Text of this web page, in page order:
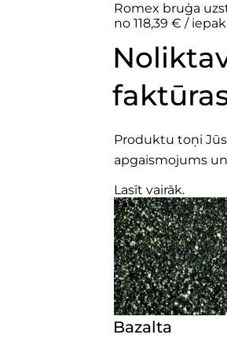
Romex bruģa
no 118,39 € /
Produktu toņi
apgaismojums
Lasīt vairāk.
Bazalta